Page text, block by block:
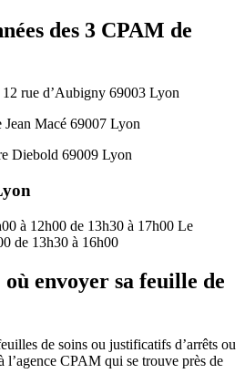
des 3 CPAM de
rue d’Aubigny 69003 Lyon
Macé 69007 Lyon
Diebold 69009 Lyon
à 12h00 de 13h30 à 17h00 Le
de 13h30 à 16h00
envoyer sa feuille de
de soins ou justificatifs d’arrêts ou
l’agence CPAM qui se trouve près de